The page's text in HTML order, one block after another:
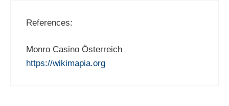
References:
Monro Casino Österreich
https://wikimapia.org